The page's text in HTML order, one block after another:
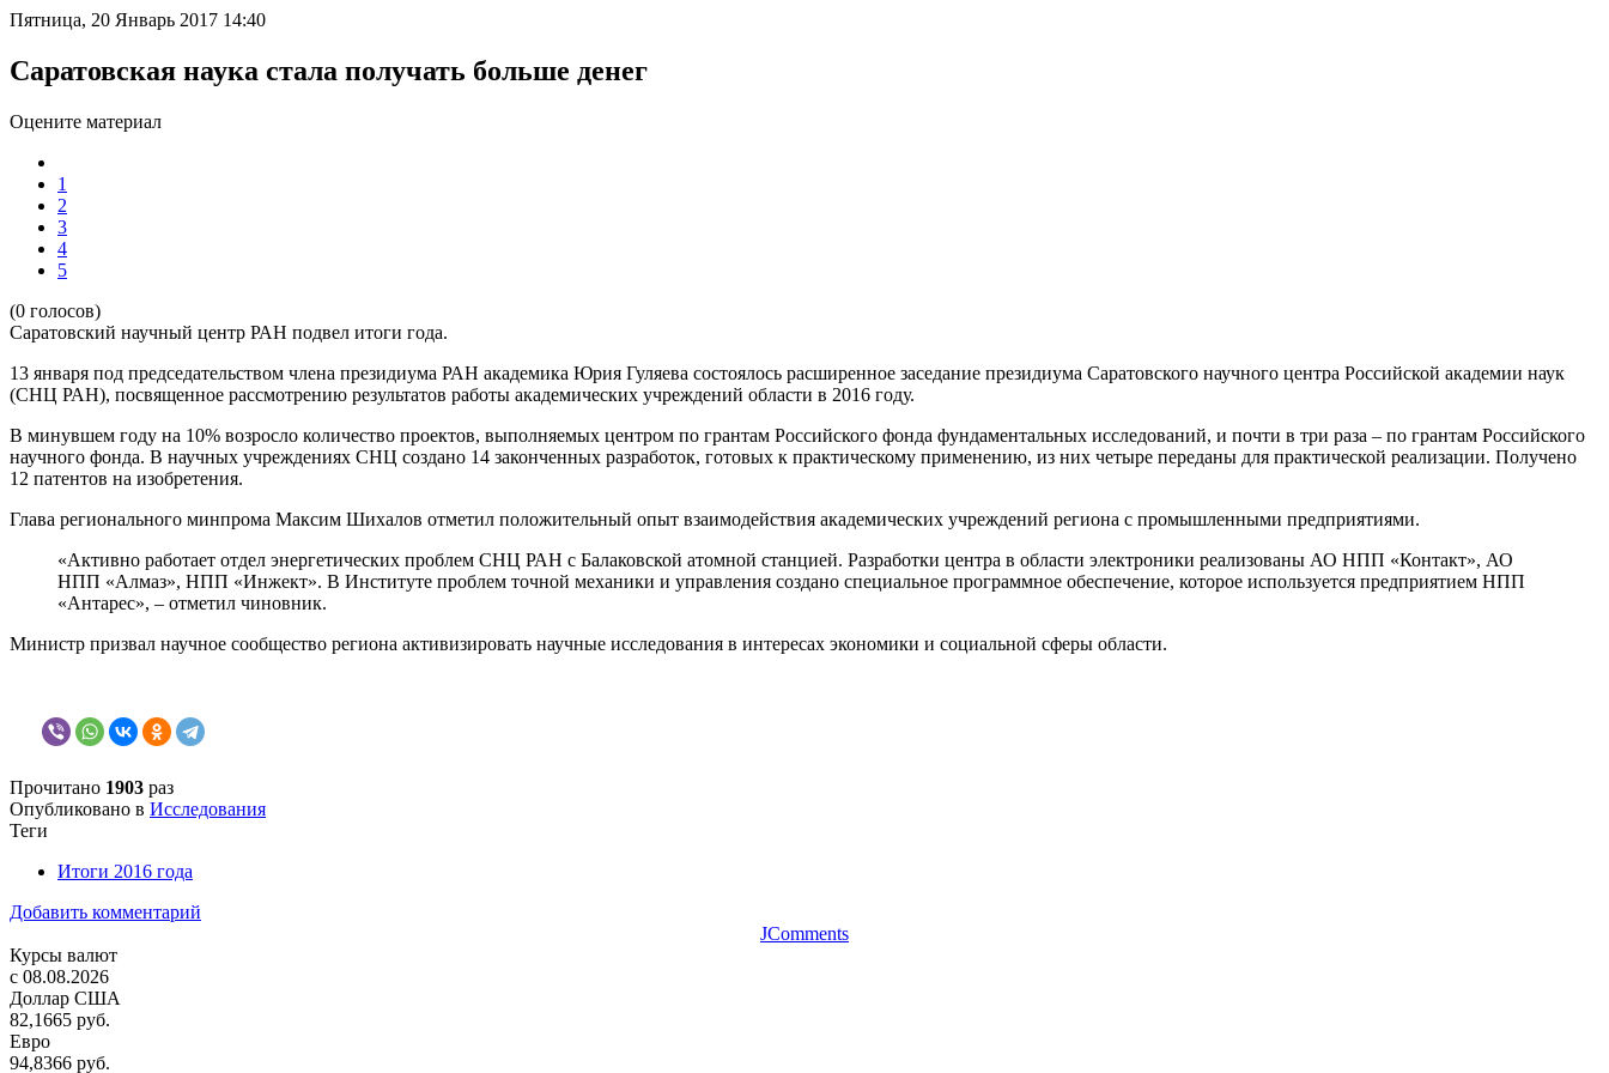
Пятница, 20 Январь 2017 14:40
Саратовская наука стала получать больше денег
Оцените материал
1
2
3
4
5
(0 голосов)
Саратовский научный центр РАН подвел итоги года.
13 января под председательством члена президиума РАН академика Юрия Гуляева состоялось расширенное заседание президиума Саратовского научного центра Российской академии наук
(СНЦ РАН), посвященное рассмотрению результатов работы академических учреждений области в 2016 году.
В минувшем году на 10% возросло количество проектов, выполняемых центром по грантам Российского фонда фундаментальных исследований, и почти в три раза – по грантам Российского
научного фонда. В научных учреждениях СНЦ создано 14 законченных разработок, готовых к практическому применению, из них четыре переданы для практической реализации. Получено
12 патентов на изобретения.
Глава регионального минпрома Максим Шихалов отметил положительный опыт взаимодействия академических учреждений региона с промышленными предприятиями.
«Активно работает отдел энергетических проблем СНЦ РАН с Балаковской атомной станцией. Разработки центра в области электроники реализованы АО НПП «Контакт», АО
НПП «Алмаз», НПП «Инжект». В Институте проблем точной механики и управления создано специальное программное обеспечение, которое используется предприятием НПП
«Антарес», – отметил чиновник.
Министр призвал научное сообщество региона активизировать научные исследования в интересах экономики и социальной сферы области.
Прочитано 1903 раз
Опубликовано в Исследования
Теги
Итоги 2016 года
Добавить комментарий
JComments
Курсы валют
c 08.08.2026
Доллар США
82,1665 руб.
Евро
94,8366 руб.